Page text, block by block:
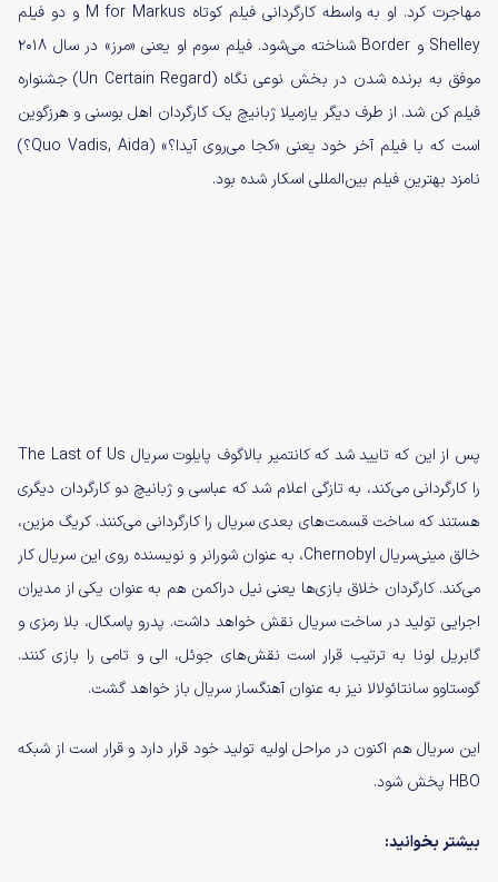
مهاجرت کرد. او به واسطه کارگردانی فیلم کوتاه M for Markus و دو فیلم
Shelley و Border شناخته می‌شود. فیلم سوم او یعنی «مرز» در سال ۲۰۱۸
موفق به برنده شدن در بخش نوعی نگاه (Un Certain Regard) جشنواره
فیلم کن شد. از طرف دیگر یازمیلا ژبانیچ یک کارگردان اهل بوسنی و هرزگوین
است که با فیلم آخر خود یعنی «کجا می‌روی آیدا؟» (Quo Vadis, Aida؟)
نامزد بهترین فیلم بین‌المللی اسکار شده بود.
پس از این که تایید شد که کانتمیر بالاگوف پایلوت سریال The Last of Us
را کارگردانی می‌کند، به تازگی اعلام شد که عباسی و ژبانیچ دو کارگردان دیگری
هستند که ساخت قسمت‌های بعدی سریال را کارگردانی می‌کنند. کریگ مزین،
خالق مینی‌سریال Chernobyl، به عنوان شورانر و نویسنده روی این سریال کار
می‌کند. کارگردان خلاق بازی‌ها یعنی نیل دراکمن هم به عنوان یکی از مدیران
اجرایی تولید در ساخت سریال نقش خواهد داشت. پدرو پاسکال، بلا رمزی و
گابریل لونا به ترتیب قرار است نقش‌های جوئل، الی و تامی را بازی کنند.
گوستاوو سانتائولالا نیز به عنوان آهنگساز سریال باز خواهد گشت.
این سریال هم اکنون در مراحل اولیه تولید خود قرار دارد و قرار است از شبکه
HBO پخش شود.
بیشتر بخوانید: